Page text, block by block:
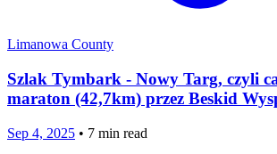
Limanowa County
Szlak Tymbark - Nowy Targ, czyli
maraton (42,7km) przez Beskid
Sep 4, 2025 • 7 min read